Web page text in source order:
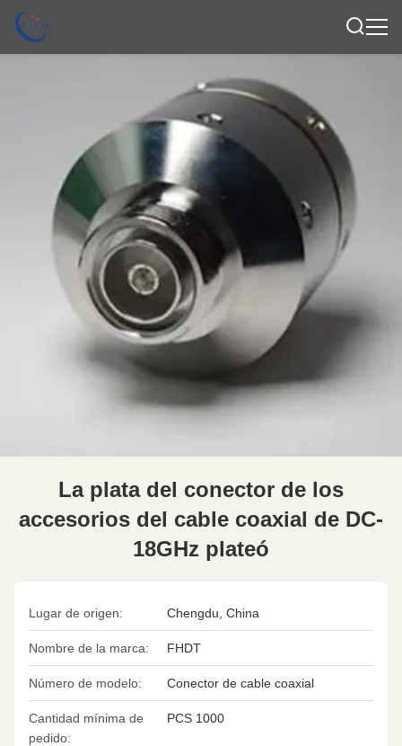
La plata del conector de los
accesorios del cable coaxial de DC-
18GHz plateó
Lugar de origen: Chengdu, China
Nombre de la marca: FHDT
Número de modelo: Conector de cable coaxial
Cantidad mínima de
pedido:
PCS 1000